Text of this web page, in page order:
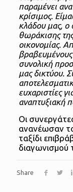
παραμένει
κρίσιμος.
κλάδου μας, ο
θωράκισης
οικονομίας.
βραβευμένους
συνολική
μας δικτύου.
ευχαριστίες
αναπτυξιακή
Οι
ανανέωσαν
ταξίδι
διαγωνισμού
Share